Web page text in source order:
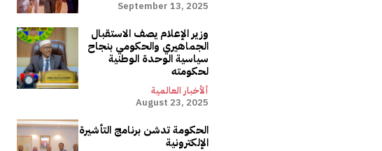
September 13, 2025
وزير الإعلام يصف الاستقبال
الجماهيري والحكومي بنجاح
سياسية الوحدة الوطنية
لحكومته
ألأخبار العالمية
August 23, 2025
الحكومة تدشن برنامج التأشيرة
الإلكترونية